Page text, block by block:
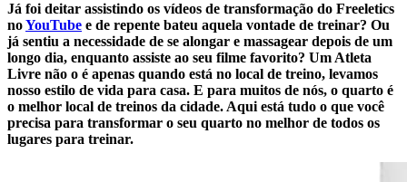
Já foi deitar assistindo os vídeos de transformação do Freeletics
noYouTube e de repente bateu aquela vontade de treinar? Ou
já sentiu a necessidade de se alongar e massagear depois de um
longo dia, enquanto assiste ao seu filme favorito? Um Atleta
Livre não o é apenas quando está no local de treino, levamos
nosso estilo de vida para casa. E para muitos de nós, o quarto é
o melhor local de treinos da cidade. Aqui está tudo o que você
precisa para transformar o seu quarto no melhor de todos os
lugares para treinar.